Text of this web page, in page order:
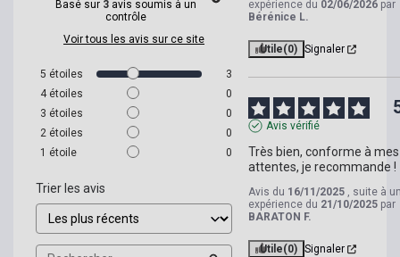
Basé sur 3 avis soumis à un
contrôle
Voir tous les avis sur ce site
5 étoiles
3
4 étoiles
0
3 étoiles
0
2 étoiles
0
1 étoile 0
Trier les avis
expérience du 02/06/2026 par
Bérénice L.
Utile(0) Signaler
Avis vérifié
Très bien, conforme à mes
attentes, je recommande !
Avis du 16/11/2025 , suite à
expérience du 21/10/2025 par
BARATON F.
Utile(0) Signaler